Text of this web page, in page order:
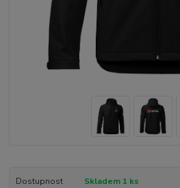
Dostupnost
Skladem 1 ks